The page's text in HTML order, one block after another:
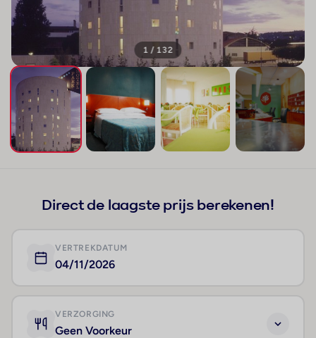
1 / 132
Direct de laagste prijs berekenen!
VERTREKDATUM
04/11/2026
VERZORGING
Geen Voorkeur